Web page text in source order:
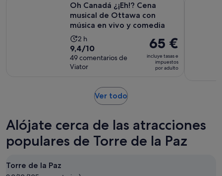
Oh Canadá ¿¡Eh!? Cena
musical de Ottawa con
música en vivo y comedia
La
duración
de
la
2 h
9.4
sobre
10
comentarios
9,4/10
49 comentarios de
Viator
El
precio
es
de
65 €
incluye tasas e
impuestos
por adulto
Ver todoSe
una
pestaña
nueva
Alójate cerca de las atracciones
populares de Torre de la Paz
Torre de la Paz